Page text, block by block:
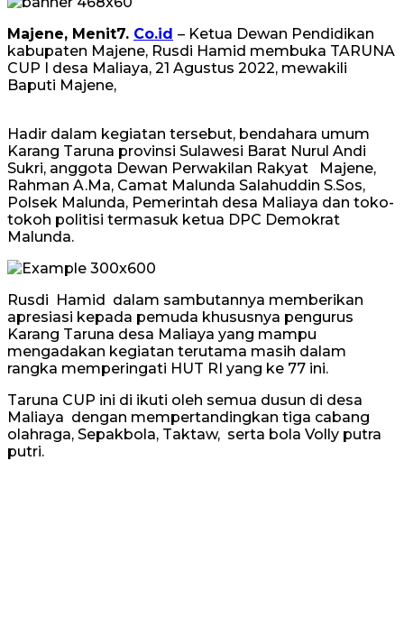
Majene, Menit7. Co.id – Ketua Dewan Pendidikan
kabupaten Majene, Rusdi Hamid membuka TARUNA
CUP I desa Maliaya, 21 Agustus 2022, mewakili
Baputi Majene,
Hadir dalam kegiatan tersebut, bendahara umum
Karang Taruna provinsi Sulawesi Barat Nurul Andi
Sukri, anggota Dewan Perwakilan Rakyat Majene,
Rahman A.Ma, Camat Malunda Salahuddin S.Sos,
Polsek Malunda, Pemerintah desa Maliaya dan toko-
tokoh politisi termasuk ketua DPC Demokrat
Malunda.
Rusdi Hamid dalam sambutannya memberikan
apresiasi kepada pemuda khususnya pengurus
Karang Taruna desa Maliaya yang mampu
mengadakan kegiatan terutama masih dalam
rangka memperingati HUT RI yang ke 77 ini.
Taruna CUP ini di ikuti oleh semua dusun di desa
Maliaya dengan mempertandingkan tiga cabang
olahraga, Sepakbola, Taktaw, serta bola Volly putra
putri.